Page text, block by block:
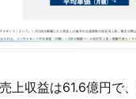
上収益は61.6億円で